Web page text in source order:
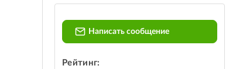
Написать сообщение
Рейтинг: